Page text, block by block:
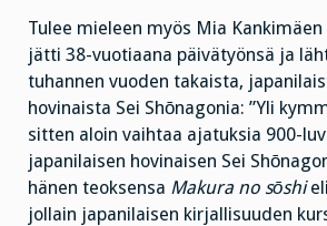
Tulee mieleen myös Mia Kankimäen
jätti 38-vuotiaana päivätyönsä ja
tuhannen vuoden takaista,
hovinaista Sei Shōnagonia: ”Yli
sitten aloin vaihtaa ajatuksia 900-
japanilaisen hovinaisen Sei
hänen teoksensa Makura no sōshi
jollain japanilaisen kirjallisuuden